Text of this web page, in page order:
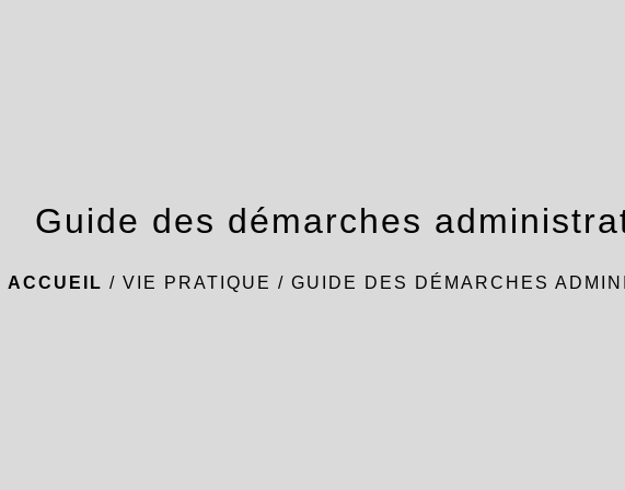
Guide des démarches
ACCUEIL / VIE PRATIQUE / GUIDE DES DÉMARCHES